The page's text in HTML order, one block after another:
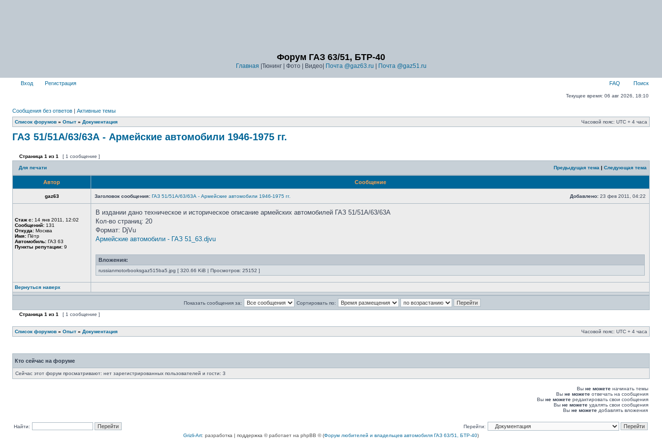
Форум ГАЗ 63/51, БТР-40
Главная |Тюнинг | Фото | Видео| Почта @gaz63.ru Почта @gaz51.ru
Вход Регистрация FAQ Поиск
Текущее время: 06 авг 2026, 18:10
Сообщения без ответов | Активные темы
Список форумов » Опыт » Документация Часовой пояс: UTC + 4 часа
ГАЗ 51/51А/63/63А - Армейские автомобили 1946-1975 гг.
Страница 1 из 1 [ 1 сообщение ]
Для печати Предыдущая тема | Следующая тема
Автор Сообщение
gaz63 Заголовок сообщения: ГАЗ 51/51А/63/63А - Армейские автомобили 1946-1975 гг. Добавлено: 23 фев 2011, 04:22
Стаж с: 14 янв 2011, 12:02
Сообщений: 131
Откуда: Москва
Имя: Пётр
Автомобиль: ГАЗ 63
Пункты репутации: 9
В издании дано техническое и историческое описание армейских автомобилей ГАЗ 51/51А/63/63А
Кол-во страниц: 20
Формат: DjVu
Армейские автомобили - ГАЗ 51_63.djvu
Вложения:
russianmotorbooksgaz515ba5.jpg [ 320.66 KiB | Просмотров: 25152 ]
Вернуться наверх
Показать сообщения за: Сортировать по:
Страница 1 из 1 [ 1 сообщение ]
Список форумов » Опыт » Документация Часовой пояс: UTC + 4 часа
Кто сейчас на форуме
Сейчас этот форум просматривают: нет зарегистрированных пользователей и гости: 3
Вы не можете начинать темы
Вы не можете отвечать на сообщения
Вы не можете редактировать свои сообщения
Вы не можете удалять свои сообщения
Вы не можете добавлять вложения
Найти:
Перейти:
Grizli-Art: разработка | поддержка © работает на phpBB © (Форум любителей и владельцев автомобиля ГАЗ 63/51, БТР-40)